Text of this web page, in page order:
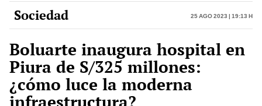
Sociedad 25 Ago 2023 | 19:13 h
Boluarte inaugura hospital en
Piura de S/325 millones:
¿cómo luce la moderna
infraestructura?